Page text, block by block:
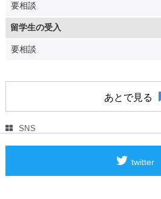
要相談
留学生の受入
要相談
あとで見る
SNS
twitter